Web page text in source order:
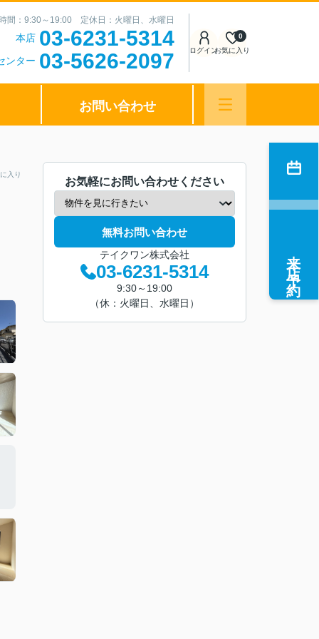
間：9:30～19:00 定休日：火曜日、水曜日
本店 03-6231-5314
ンター 03-5626-2097 ログインお気に入り
0
お問い合わせ
入り
お気軽にお問い合わせください
無料お問い合わせ
テイクワン株式会社
03-6231-5314
9:30～19:00
（休：火曜日、水曜日）
来店予約